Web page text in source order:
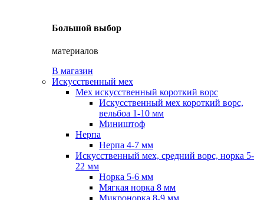
Большой выбор
материалов
В магазин
Искусственный мех
Мех искусственный короткий ворс
Искусственный мех короткий ворс,
вельбоа 1-10 мм
Миништоф
Нерпа
Нерпа 4-7 мм
Искусственный мех, средний ворс, норка 5-
22 мм
Норка 5-6 мм
Мягкая норка 8 мм